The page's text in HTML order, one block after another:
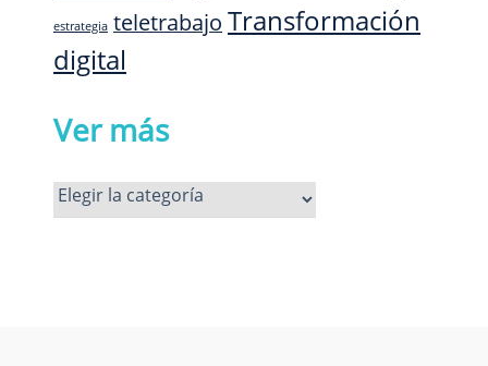
estrategia teletrabajo Transformación
digital
Ver más
Ver
más